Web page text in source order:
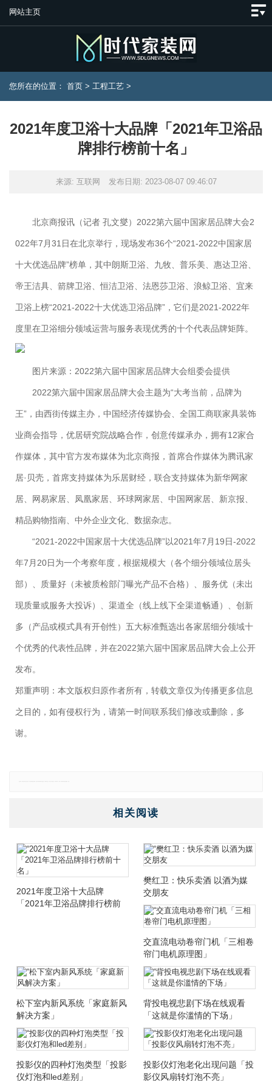
网站主页
您所在的位置： 首页 > 工程工艺 >
2021年度卫浴十大品牌「2021年卫浴品
牌排行榜前十名」
来源: 互联网 发布日期: 2023-08-07 09:46:07
北京商报讯（记者 孔文燮）2022第六届中国家居品牌大会2
022年7月31日在北京举行，现场发布36个“2021-2022中国家居
十大优选品牌”榜单，其中朗斯卫浴、九牧、普乐美、惠达卫浴、
帝王洁具、箭牌卫浴、恒洁卫浴、法恩莎卫浴、浪鲸卫浴、宜来
卫浴上榜“2021-2022十大优选卫浴品牌”，它们是2021-2022年
度里在卫浴细分领域运营与服务表现优秀的十个代表品牌矩阵。
图片来源：2022第六届中国家居品牌大会组委会提供
2022第六届中国家居品牌大会主题为“大考当前，品牌为
王”，由西街传媒主办，中国经济传媒协会、全国工商联家具装饰
业商会指导，优居研究院战略合作，创意传媒承办，拥有12家合
作媒体，其中官方发布媒体为北京商报，首席合作媒体为腾讯家
居·贝壳，首席支持媒体为乐居财经，联合支持媒体为新华网家
居、网易家居、凤凰家居、环球网家居、中国网家居、新京报、
精品购物指南、中外企业文化、数据杂志。
“2021-2022中国家居十大优选品牌”以2021年7月19日-2022
年7月20日为一个考察年度，根据规模大（各个细分领域位居头
部）、质量好（未被质检部门曝光产品不合格）、服务优（未出
现质量或服务大投诉）、渠道全（线上线下全渠道畅通）、创新
多（产品或模式具有开创性）五大标准甄选出各家居细分领域十
个优秀的代表性品牌，并在2022第六届中国家居品牌大会上公开
发布。
郑重声明：本文版权归原作者所有，转载文章仅为传播更多信息
之目的，如有侵权行为，请第一时间联系我们修改或删除，多
谢。
相关阅读
2021年度卫浴十大品牌
「2021年卫浴品牌排行榜前
樊红卫：快乐卖酒 以酒为媒
交朋友
交直流电动卷帘门机「三相卷
帘门电机原理图」
松下室内新风系统「家庭新风
解决方案」
背投电视悲剧下场在线观看
「这就是你滥情的下场」
投影仪的四种灯泡类型「投影
仪灯泡和led差别」
投影仪灯泡老化出现问题「投
影仪风扇转灯泡不亮」